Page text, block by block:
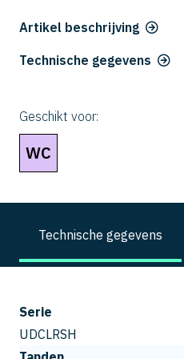
Artikel beschrijving
Technische gegevens
Geschikt voor:
WC
Technische gegevens
Serie
UDCLRSH